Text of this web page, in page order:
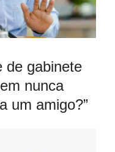
de gabinete
nunca
um amigo?”